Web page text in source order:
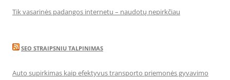
Tik vasarinės padangos internetu – naudotų nepirkčiau
SEO STRAIPSNIU TALPINIMAS
Auto supirkimas kaip efektyvus transporto priemonės gyvavimo